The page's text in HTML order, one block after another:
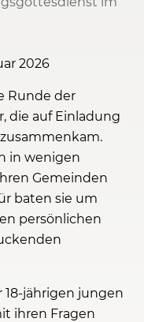
2026
Runde der
die auf Einladung
in wenigen
Gemeinden
baten sie um
persönlichen
18-jährigen jungen
ihren Fragen